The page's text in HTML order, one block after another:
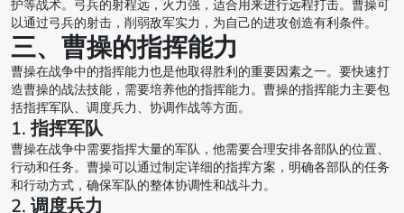
护等战术。弓兵的射程远，火力强，适合用来进行远程打击。曹操可
以通过弓兵的射击，削弱敌军实力，为自己的进攻创造有利条件。
三、曹操的指挥能力
曹操在战争中的指挥能力也是他取得胜利的重要因素之一。要快速打
造曹操的战法技能，需要培养他的指挥能力。曹操的指挥能力主要包
括指挥军队、调度兵力、协调作战等方面。
1. 指挥军队
曹操在战争中需要指挥大量的军队，他需要合理安排各部队的位置、
行动和任务。曹操可以通过制定详细的指挥方案，明确各部队的任务
和行动方式，确保军队的整体协调性和战斗力。
2. 调度兵力